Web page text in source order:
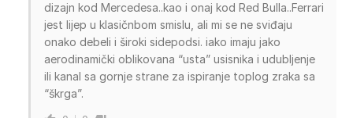
dizajn kod Mercedesa..kao i onaj kod Red Bulla..Ferrari
jest lijep u klasičnbom smislu, ali mi se ne sviđaju
onako debeli i široki sidepodsi. iako imaju jako
aerodinamički oblikovana “usta” usisnika i udubljenje
ili kanal sa gornje strane za ispiranje toplog zraka sa
“škrga”.